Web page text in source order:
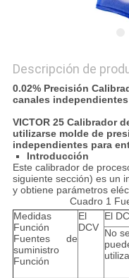
Descripción de
0.02% Precisión
canales independientes
VICTOR 25 Calibrador
utilizarse molde de
independientes para
Introducción
Este calibrador de
siguiente sección) es un
y obtiene parámetros
Cuadro 1
Medidas
Función
Fuentes de
suministro
Función
El
DCV
El
No se